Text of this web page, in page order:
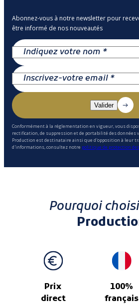
Abonnez-vous à notre newsletter pour
être informé de nos nouveautés
Conformément à la réglementation en vigueur, vous
rectification, de suppression et de portabilité des données
Production est destinataire ainsi que d'opposition à leur
d'informations, consultez notre politique de protection
Pourquoi
Prix
direct
100%
français